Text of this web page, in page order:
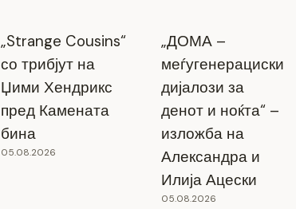
„Strange Cousins“
со трибјут на
Џими Хендрикс
пред Камената
бина
05.08.2026
„ДОМА –
меѓугенерациски
дијалози за
денот и ноќта“ –
изложба на
Александра и
Илија Ацески
05.08.2026